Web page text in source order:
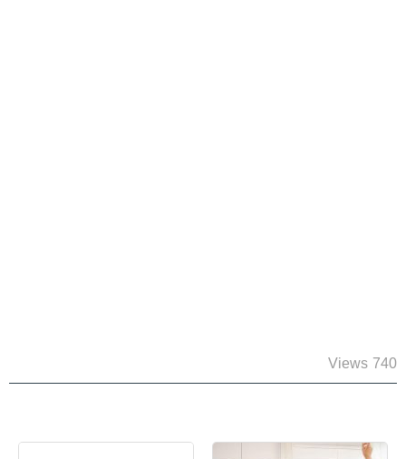
740 Views